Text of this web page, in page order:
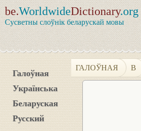
be.WorldwideDictionary.org
Сусветны слоўнік беларускай мовы
Галоўная
Українська
Беларуская
Русский
ГАЛОЎНАЯ В